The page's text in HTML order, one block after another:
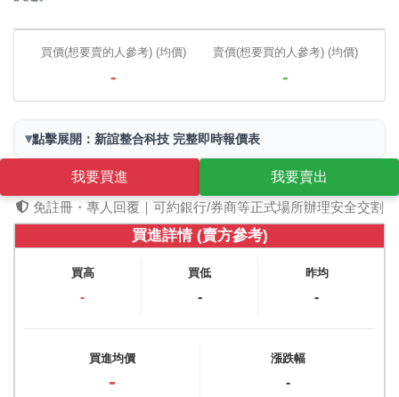
買價(想要賣的人參考) (均價)
-
賣價(想要買的人參考) (均價)
-
▾點擊展開：新誼整合科技 完整即時報價表
我要買進
我要賣出
免註冊・專人回覆｜可約銀行/券商等正式場所辦理安全交割
買進詳情 (賣方參考)
買高
-
買低
-
昨均
-
買進均價
-
漲跌幅
-